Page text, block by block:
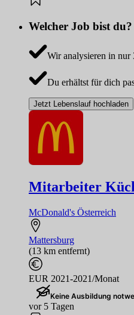
Welcher Job bist du?
Wir analysieren in nur
Du erhältst für dich
Jetzt Lebenslauf hochladen
Mitarbeiter
McDonald's Österreich
Mattersburg
(13 km entfernt)
EUR 2021-2021/Monat
Keine Ausbildung
vor 5 Tagen